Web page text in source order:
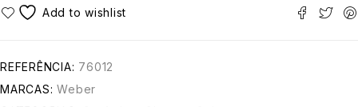
REFERÊNCIA: 76012
MARCAS: Weber